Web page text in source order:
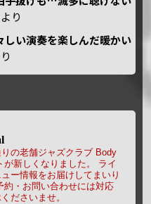
より
しい演奏を楽しんだ暖かい
の老舗ジャズクラブ Body
新しくなりました。
ライ
ー情報をお届けしてまいり
・お問い合わせには対応
ださいませ。